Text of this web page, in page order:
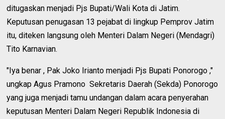
ditugaskan menjadi Pjs Bupati/Wali Kota di Jatim.
Keputusan penugasan 13 pejabat di lingkup Pemprov Jatim
itu, diteken langsung oleh Menteri Dalam Negeri (Mendagri)
Tito Karnavian.
"Iya benar , Pak Joko Irianto menjadi Pjs Bupati Ponorogo ,"
ungkap Agus Pramono Sekretaris Daerah (Sekda) Ponorogo
yang juga menjadi tamu undangan dalam acara penyerahan
keputusan Menteri Dalam Negeri Republik Indonesia di